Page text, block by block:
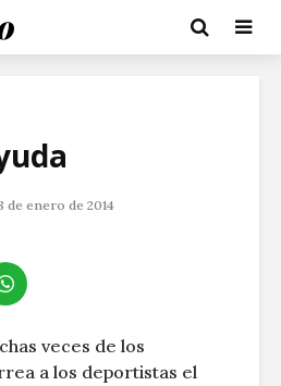
de enero de 2014
veces de los
a los deportistas el